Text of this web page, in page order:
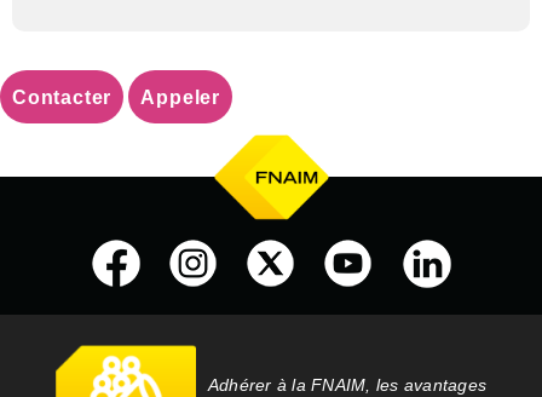
Contacter Appeler
Adhérer à la FNAIM, les avantages